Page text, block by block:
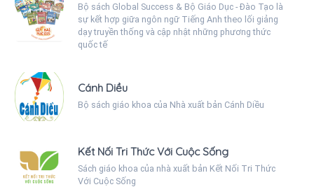
Bộ sách Global Success & Bộ Giáo Dục - Đào Tạo là
sự kết hợp giữa ngôn ngữ Tiếng Anh theo lối giảng
dạy truyền thống và cập nhật những phương thức
quốc tế
Cánh Diều
Bộ sách giáo khoa của Nhà xuất bản Cánh Diều
Kết Nối Tri Thức Với Cuộc Sống
Sách giáo khoa của nhà xuất bản Kết Nối Tri Thức
Với Cuộc Sống